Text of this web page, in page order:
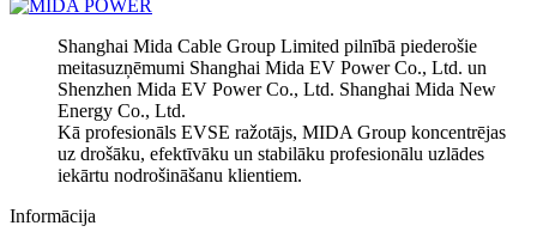
Shanghai Mida Cable Group Limited pilnībā piederošie
meitasuzņēmumi Shanghai Mida EV Power Co., Ltd. un
Shenzhen Mida EV Power Co., Ltd. Shanghai Mida New
Energy Co., Ltd.
Kā profesionāls EVSE ražotājs, MIDA Group koncentrējas
uz drošāku, efektīvāku un stabilāku profesionālu uzlādes
iekārtu nodrošināšanu klientiem.
Informācija